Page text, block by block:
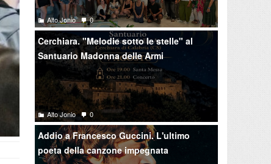
Alto Jonio 0
Cerchiara. "Melodie sotto le stelle" al
Santuario Madonna delle Armi
Alto Jonio 0
Addio a Francesco Guccini. L'ultimo
poeta della canzone impegnata